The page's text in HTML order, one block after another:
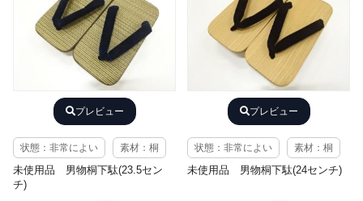
プレビュー
状態：非常によい 素材：桐
未使用品 男物桐下駄(23.5セン
チ)
プレビュー
状態：非常によい 素材：桐
未使用品 男物桐下駄(24センチ)